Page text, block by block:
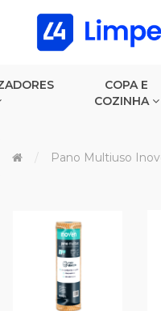
COPA E
COZINHA
Pano Multiuso